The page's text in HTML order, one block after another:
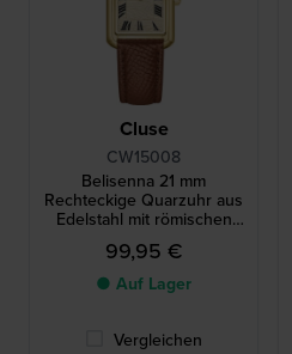
Cluse
CW15008
Belisenna 21 mm
Rechteckige Quarzuhr aus
Edelstahl mit römischen
Indizes
99,95 €
● Auf Lager
Vergleichen